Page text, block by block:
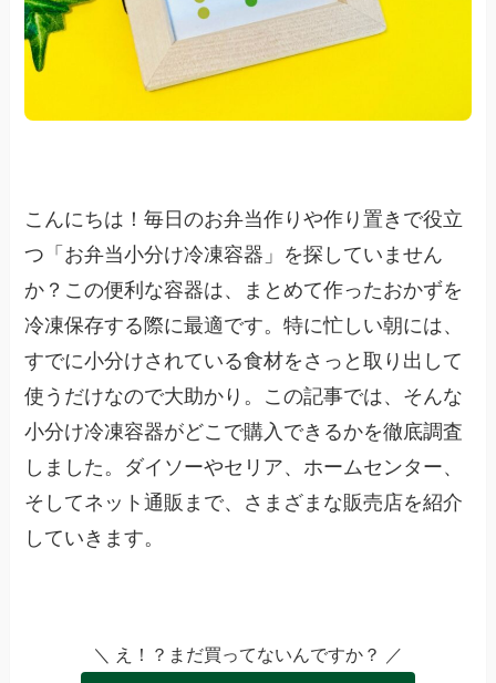
こんにちは！毎日のお弁当作りや作り置きで役立
つ「お弁当小分け冷凍容器」を探していません
か？この便利な容器は、まとめて作ったおかずを
冷凍保存する際に最適です。特に忙しい朝には、
すでに小分けされている食材をさっと取り出して
使うだけなので大助かり。この記事では、そんな
小分け冷凍容器がどこで購入できるかを徹底調査
しました。ダイソーやセリア、ホームセンター、
そしてネット通販まで、さまざまな販売店を紹介
していきます。
＼ え！？まだ買ってないんですか？ ／